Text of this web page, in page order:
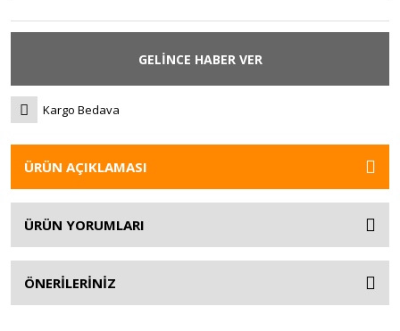
GELİNCE HABER VER
Kargo Bedava
ÜRÜN AÇIKLAMASI
ÜRÜN YORUMLARI
ÖNERİLERİNİZ